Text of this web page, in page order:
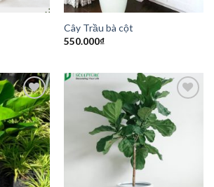
Cây Trầu bà cột
550.000₫
Add to
Wishlist
Add to